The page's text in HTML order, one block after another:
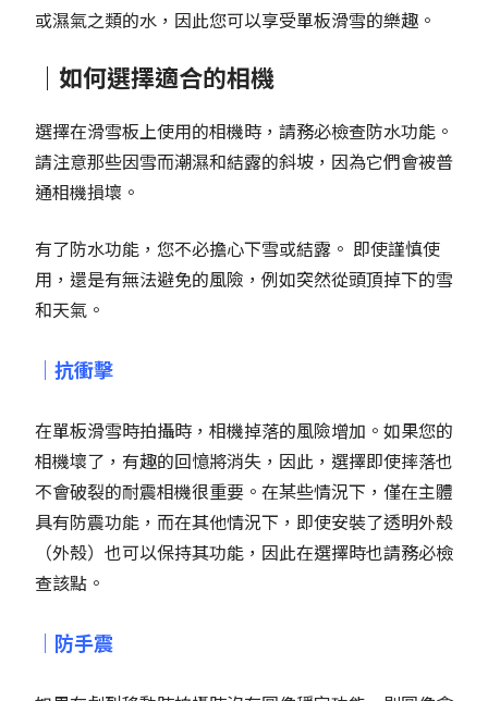
或濕氣之類的水，因此您可以享受單板滑雪的樂趣。
｜如何選擇適合的相機
選擇在滑雪板上使用的相機時，請務必檢查防水功能。
請注意那些因雪而潮濕和結露的斜坡，因為它們會被普
通相機損壞。
有了防水功能，您不必擔心下雪或結露。 即使謹慎使
用，還是有無法避免的風險，例如突然從頭頂掉下的雪
和天氣。
｜抗衝擊
在單板滑雪時拍攝時，相機掉落的風險增加。如果您的
相機壞了，有趣的回憶將消失，因此，選擇即使摔落也
不會破裂的耐震相機很重要。在某些情況下，僅在主體
具有防震功能，而在其他情況下，即使安裝了透明外殼
（外殼）也可以保持其功能，因此在選擇時也請務必檢
查該點。
｜防手震